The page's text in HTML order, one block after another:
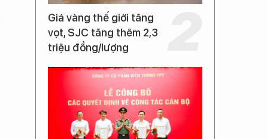
Giá vàng thế giới tăng
vọt, SJC tăng thêm 2,3
triệu đồng/lượng